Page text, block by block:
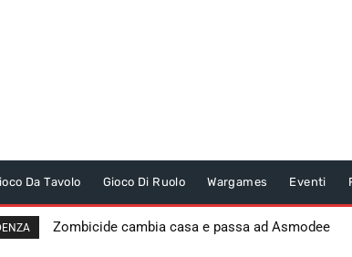
Da Tavolo Gioco Di Ruolo Wargames Eventi
Zombicide cambia casa e passa ad Asmodee